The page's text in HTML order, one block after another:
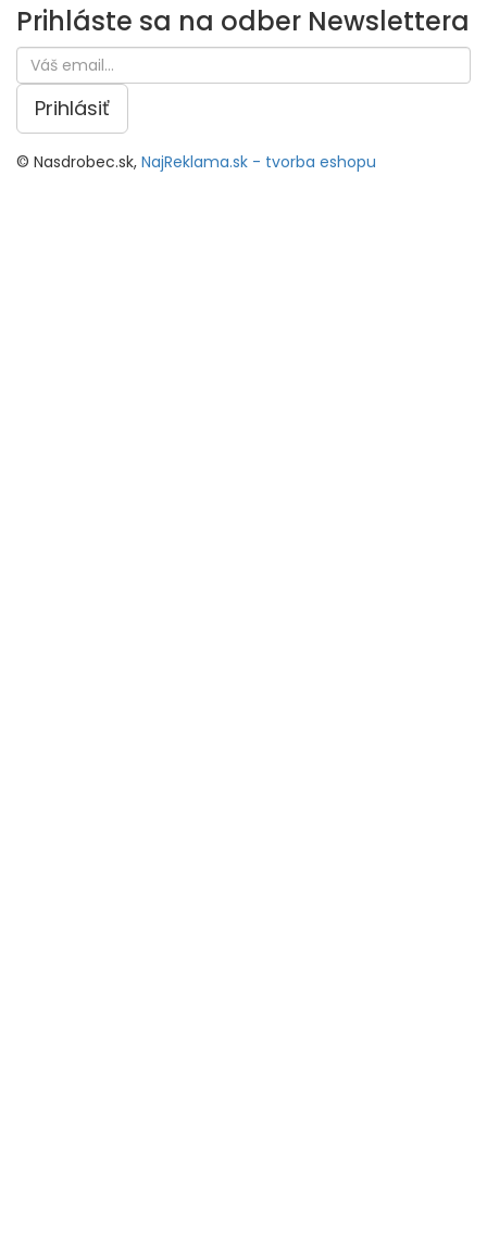
Prihláste sa na odber Newslettera
Prihlásiť
© Nasdrobec.sk, NajReklama.sk - tvorba eshopu